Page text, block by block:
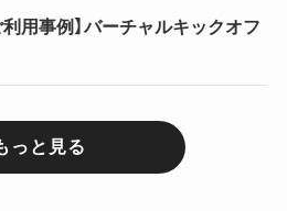
用事例】バーチャルキックオフ
っと見る